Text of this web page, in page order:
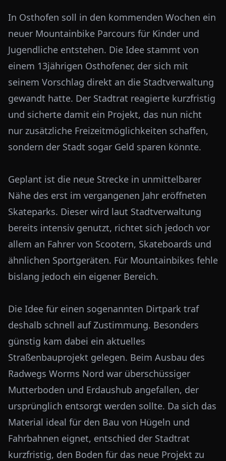
In Osthofen soll in den kommenden Wochen ein
neuer Mountainbike Parcours für Kinder und
Jugendliche entstehen. Die Idee stammt von
einem 13jährigen Osthofener, der sich mit
seinem Vorschlag direkt an die Stadtverwaltung
gewandt hatte. Der Stadtrat reagierte kurzfristig
und sicherte damit ein Projekt, das nun nicht
nur zusätzliche Freizeitmöglichkeiten schaffen,
sondern der Stadt sogar Geld sparen könnte.
Geplant ist die neue Strecke in unmittelbarer
Nähe des erst im vergangenen Jahr eröffneten
Skateparks. Dieser wird laut Stadtverwaltung
bereits intensiv genutzt, richtet sich jedoch vor
allem an Fahrer von Scootern, Skateboards und
ähnlichen Sportgeräten. Für Mountainbikes fehle
bislang jedoch ein eigener Bereich.
Die Idee für einen sogenannten Dirtpark traf
deshalb schnell auf Zustimmung. Besonders
günstig kam dabei ein aktuelles
Straßenbauprojekt gelegen. Beim Ausbau des
Radwegs Worms Nord war überschüssiger
Mutterboden und Erdaushub angefallen, der
ursprünglich entsorgt werden sollte. Da sich das
Material ideal für den Bau von Hügeln und
Fahrbahnen eignet, entschied der Stadtrat
kurzfristig, den Boden für das neue Projekt zu